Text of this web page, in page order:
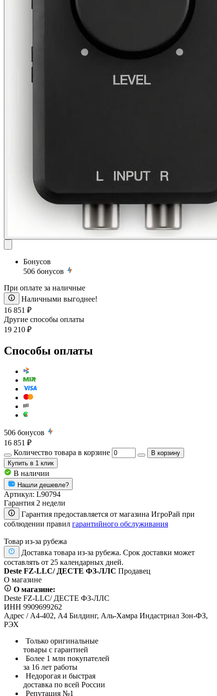
Бонусов
506 бонусов
При оплате за наличные
Наличными выгоднее!
16 851 ₽
Другие способы оплаты
19 210 ₽
Способы оплаты
506 бонусов
16 851 ₽
Количество товара в корзине
В корзину
Купить в 1 клик
В наличии
Нашли дешевле?
Артикул: L90794
Гарантия 2 недели
Гарантия предоставляется от магазина ИгроРай при
соблюдении правил гарантийного обслуживания
Товар из-за рубежа
Доставка товара из-за рубежа. Срок доставки может
составлять от 25 календарных дней.
Deste FZ-LLC/ ДЕСТЕ ФЗ-ЛЛС Продавец
О магазине
О магазине:
Deste FZ-LLC/ ДЕСТЕ ФЗ-ЛЛС
ИНН 9909699262
Адрес / А4-402, А4 Билдинг, Аль-Хамра Индастриал Зон-ФЗ,
РЭХ
Только оригинальные
товары с гарантией
Более 1 млн покупателей
за 16 лет работы
Недорогая и быстрая
доставка по всей России
Репутация №1